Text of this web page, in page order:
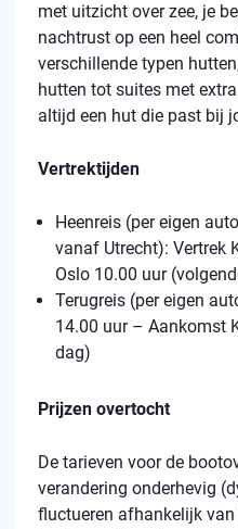
met uitzicht over zee, je
nachtrust op een heel
verschillende typen
hutten tot suites met
altijd een hut die past bij
Vertrektijden
Heenreis (per eigen
vanaf Utrecht): Vertrek
Oslo 10.00 uur
Terugreis (per eigen
14.00 uur – Aankomst
dag)
Prijzen overtocht
De tarieven voor de
verandering onderhevig
fluctueren afhankelijk van